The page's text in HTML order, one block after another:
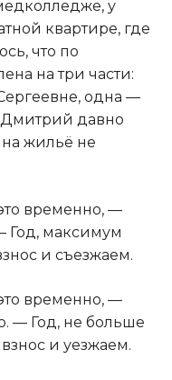
у
квартире, где
что по
на три части:
одна —
давно
на жильё не
временно, —
Год, максимум
и съезжаем.
временно, —
— Год, не больше
и уезжаем.